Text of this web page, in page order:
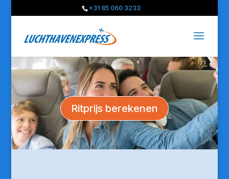
+31 85 060 3233
Ritprijs berekenen